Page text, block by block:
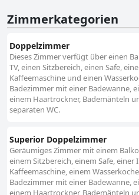
Zimmerkategorien
Doppelzimmer
Dieses Zimmer verfügt über einen
TV, einen Sitzbereich, einen Safe,
Kaffeemaschine und einen
Badezimmer mit einer Badewanne,
einem Haartrockner, Bademänteln
separaten WC.
Superior Doppelzimmer
Geräumiges Zimmer mit einem
einem Sitzbereich, einem Safe, einer
Kaffeemaschine, einem
Badezimmer mit einer Badewanne,
einem Haartrockner, Bademänteln